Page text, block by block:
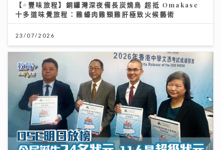
【#豐味旅程】銅鑼灣深夜備長炭燒鳥 超抵 Omakase
十多道味覺旅程：雞蠔肉雞頸雞肝極致火候藝術
23/07/2026